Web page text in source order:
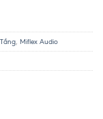
, Miflex Audio